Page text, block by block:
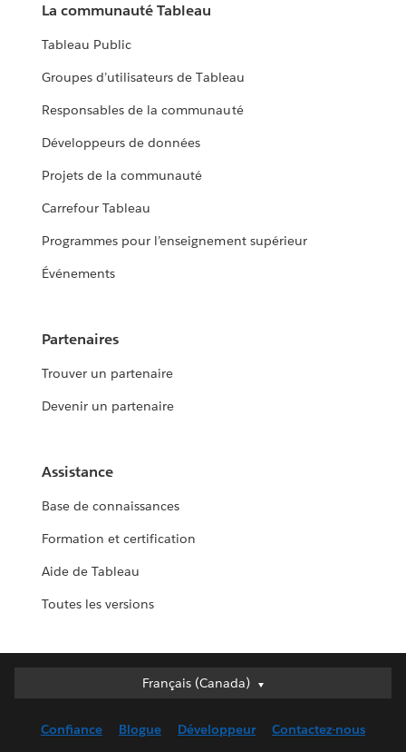
La communauté Tableau
Tableau Public
Groupes d’utilisateurs de Tableau
Responsables de la communauté
Développeurs de données
Projets de la communauté
Carrefour Tableau
Programmes pour l’enseignement supérieur
Événements
Partenaires
Trouver un partenaire
Devenir un partenaire
Assistance
Base de connaissances
Formation et certification
Aide de Tableau
Toutes les versions
Français (Canada)
Français (Canada)
English (UK)
Confiance Blogue Développeur Contactez-nous